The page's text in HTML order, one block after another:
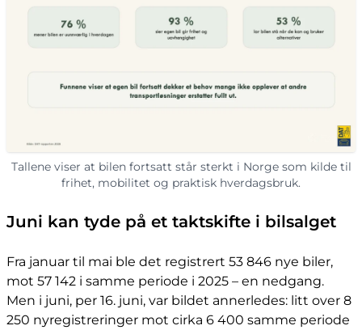
Tallene viser at bilen fortsatt står sterkt i Norge som kilde til
frihet, mobilitet og praktisk hverdagsbruk.
Juni kan tyde på et taktskifte i bilsalget
Fra januar til mai ble det registrert 53 846 nye biler,
mot 57 142 i samme periode i 2025 – en nedgang.
Men i juni, per 16. juni, var bildet annerledes: litt over 8
250 nyregistreringer mot cirka 6 400 samme periode